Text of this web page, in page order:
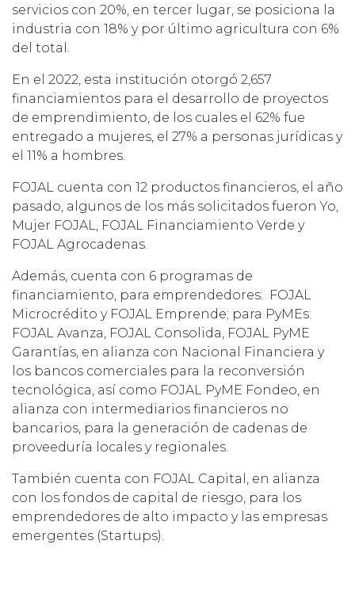
servicios con 20%, en tercer lugar, se posiciona la
industria con 18% y por último agricultura con 6%
del total.
En el 2022, esta institución otorgó 2,657
financiamientos para el desarrollo de proyectos
de emprendimiento, de los cuales el 62% fue
entregado a mujeres, el 27% a personas jurídicas y
el 11% a hombres.
FOJAL cuenta con 12 productos financieros, el año
pasado, algunos de los más solicitados fueron Yo,
Mujer FOJAL, FOJAL Financiamiento Verde y
FOJAL Agrocadenas.
Además, cuenta con 6 programas de
financiamiento, para emprendedores: FOJAL
Microcrédito y FOJAL Emprende; para PyMEs:
FOJAL Avanza, FOJAL Consolida, FOJAL PyME
Garantías, en alianza con Nacional Financiera y
los bancos comerciales para la reconversión
tecnológica, así como FOJAL PyME Fondeo, en
alianza con intermediarios financieros no
bancarios, para la generación de cadenas de
proveeduría locales y regionales.
También cuenta con FOJAL Capital, en alianza
con los fondos de capital de riesgo, para los
emprendedores de alto impacto y las empresas
emergentes (Startups).